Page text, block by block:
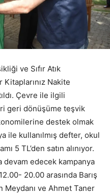
ve Sıfır Atık
Kitaplarınız Nakite
Çevre ile ilgili
geri dönüşüme teşvik
destek olmak
ile kullanılmış defter, okul
5 TL’den satın alınıyor.
devam edecek kampanya
20.00 arasında Barış
ve Ahmet Taner